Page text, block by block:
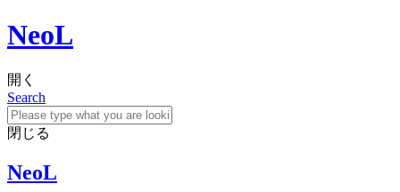
NeoL
開く
Search
閉じる
NeoL